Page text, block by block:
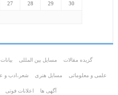
27 28 29 30
گزیده مقالات مسایل بین المللی
علمی و معلوماتی مسايل هنری شعر،ادب و
آگهی ها اعلانات فوتی